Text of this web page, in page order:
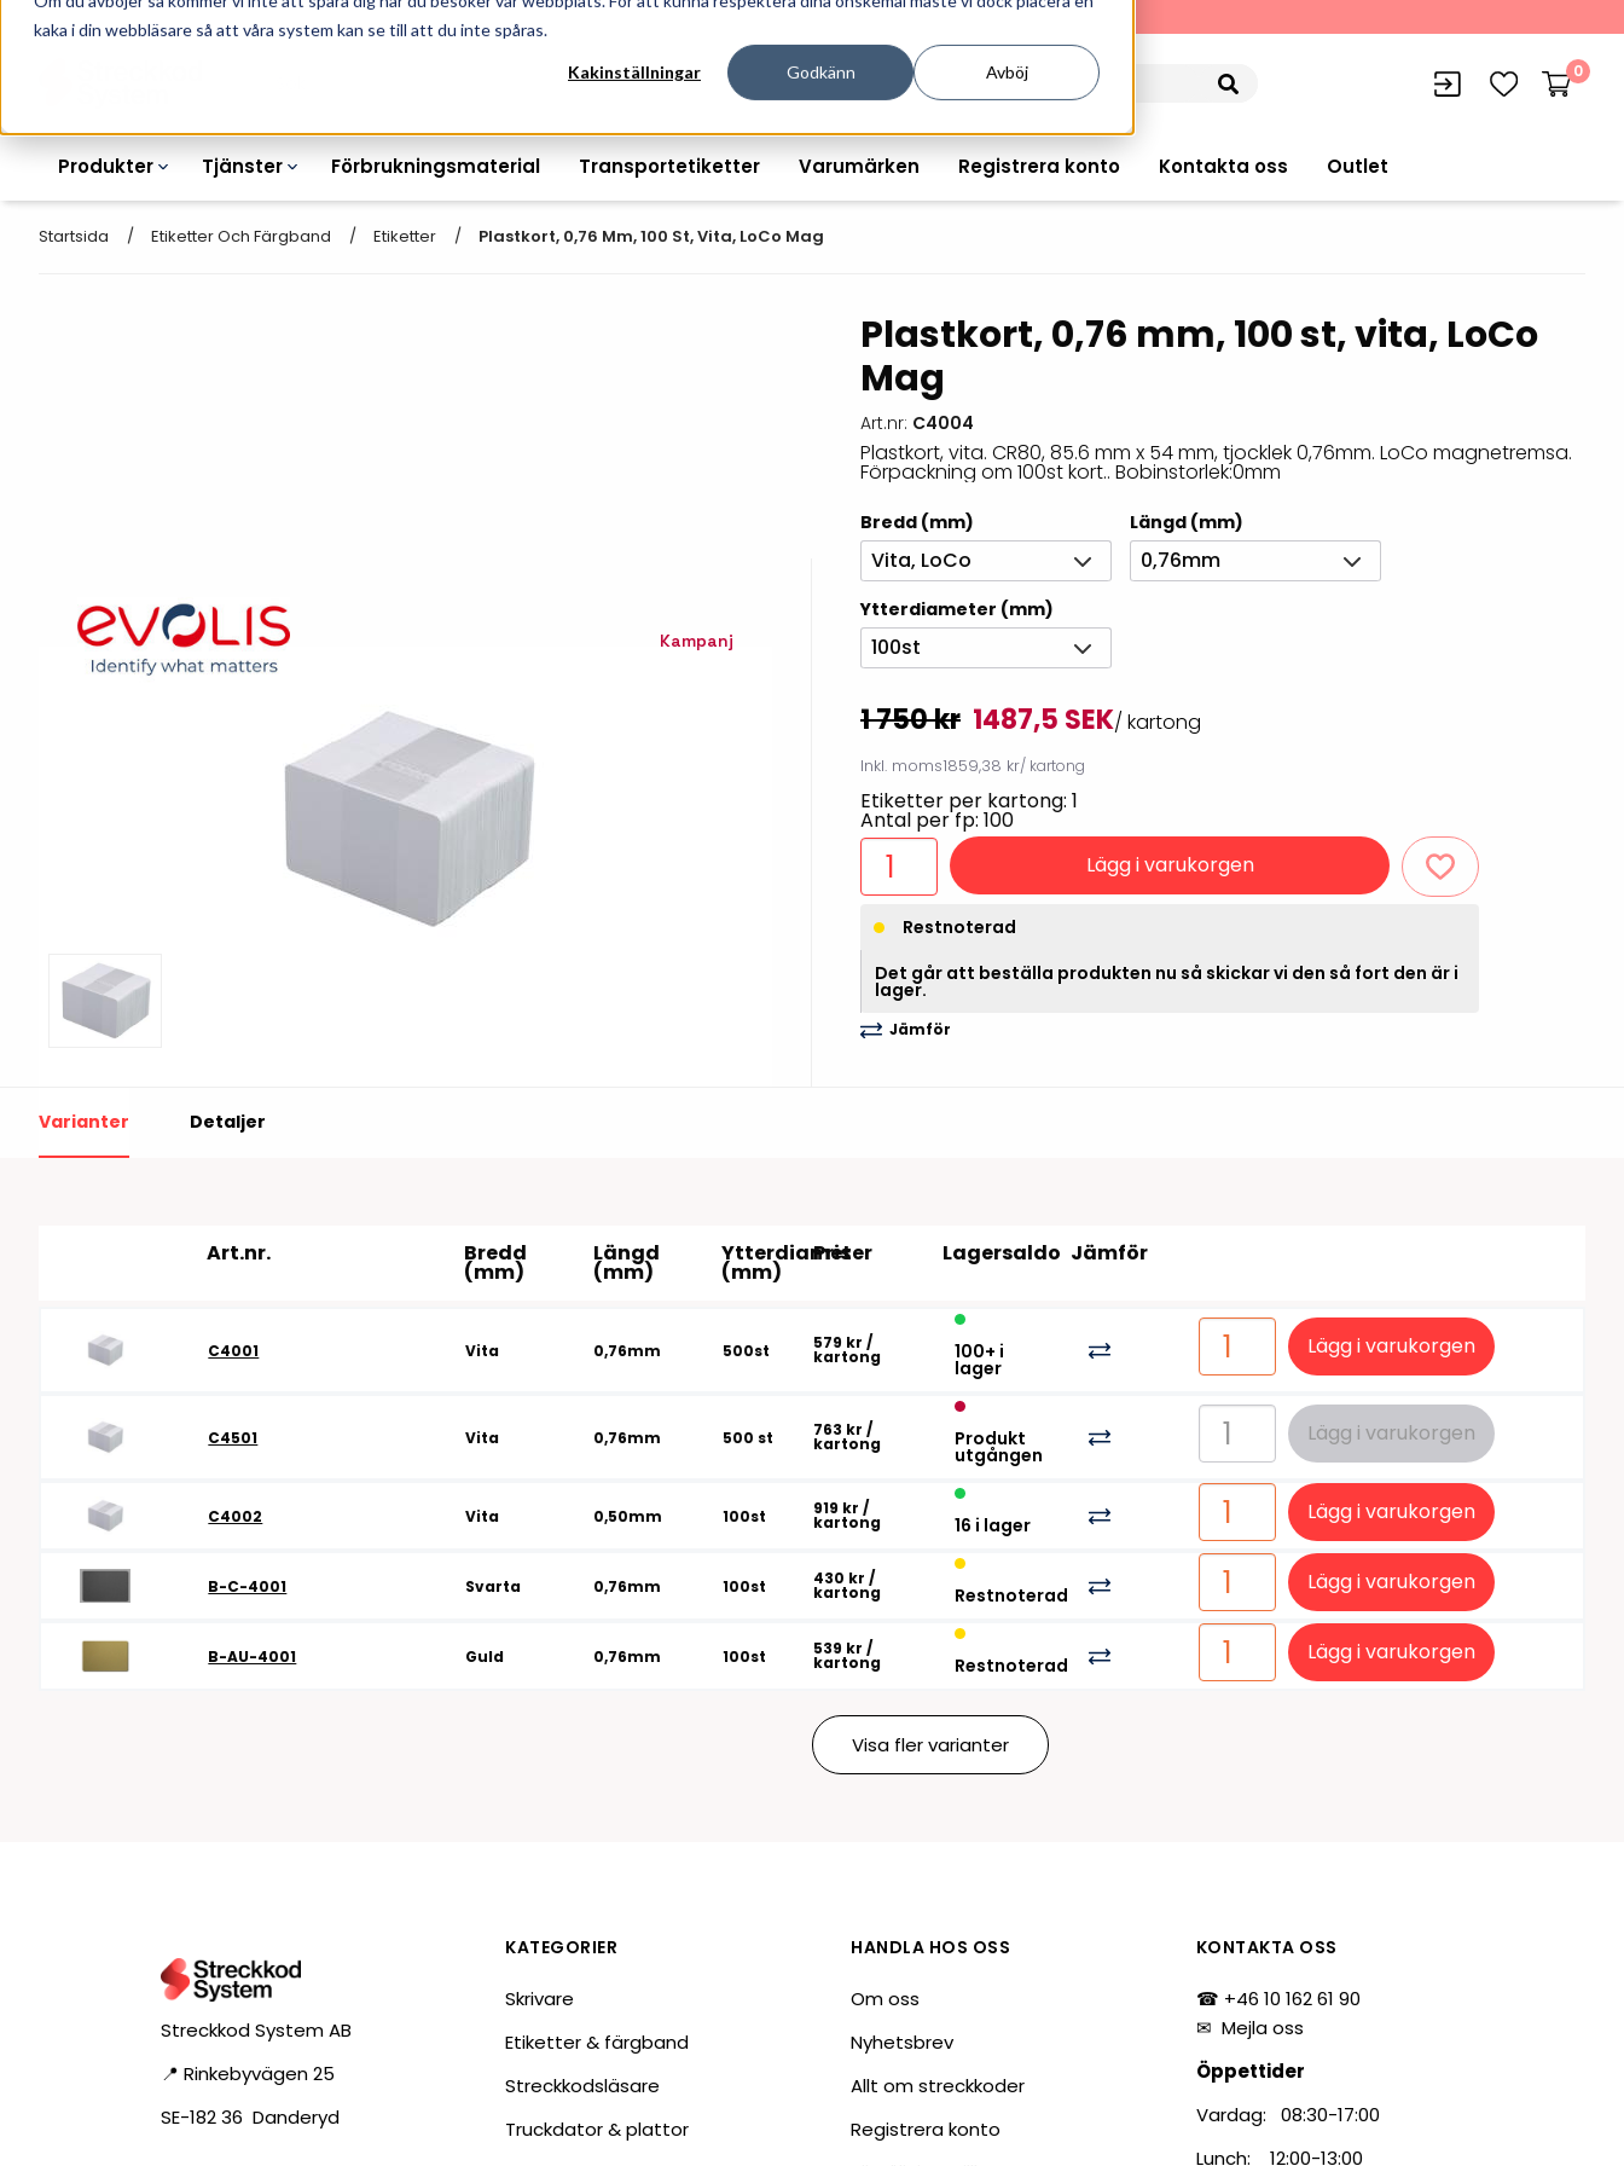
kaka i din webbläsare så att våra system kan se till att du inte spåras.
Kakinställningar Godkänn Avböj
010-162 61 90 Lösningar för professionell informationshantering och märkning
0
Produkter
Kringutrustning
Tillbehör skrivare
Handhållna streckkodsläsare
Bordsstreckkodsläsare
Streckkodsverifierare
Tillbehör streckkodsläsare
Handdatorer
Tillbehör handdatorer
Tillbehör tablets
Pekskärmsdatorer
Tillbehör truckdatorer
RFID Skrivare
RFID Etiketter
RFID Streckkodsläsare
Mobile Device Management
Outlet-handdatorer
Outlet-skrivare
Tjänster
Tag badge
Räkna ut EAN kontrollsiffran
Order offertförfrågan
streckkodsoriginal
VISITIQ: Besökssystem
Utlåning hyra och
Rondering och verifiering
Förbrukningsmaterial Transportetiketter Varumärken Registrera konto Kontakta oss Outlet
Startsida Etiketter Och Färgband Etiketter Plastkort, 0,76 Mm, 100 St, Vita, LoCo Mag
Kampanj
Plastkort, 0,76 mm, 100 st, vita, LoCo
Mag
Art.nr: C4004
Plastkort, vita. CR80, 85.6 mm x 54 mm, tjocklek 0,76mm. LoCo magnetremsa.
Förpackning om 100st kort.. Bobinstorlek:0mm
Bredd (mm)
Vita, LoCo
Längd (mm)
0,76mm
Ytterdiameter (mm)
100st
1 750 kr 1487,5 SEK/ kartong
Inkl. moms1859,38 kr/ kartong
Etiketter per kartong: 1
Antal per fp: 100
Lägg i varukorgen
Restnoterad
Det går att beställa produkten nu så skickar vi den så fort den är i
lager.
Jämför
Varianter Detaljer
Art.nr. Bredd
(mm)
Längd
(mm)
Ytterdiameter
(mm)
Pris Lagersaldo Jämför
C4001 Vita 0,76mm 500st 579 kr /
kartong 100+ i
lager
Lägg i varukorgen
C4501 Vita 0,76mm 500 st 763 kr /
kartong Produkt
utgången
Lägg i varukorgen
C4002 Vita 0,50mm 100st 919 kr /
kartong 16 i lager Lägg i varukorgen
B-C-4001 Svarta 0,76mm 100st 430 kr /
kartong Restnoterad Lägg i varukorgen
B-AU-4001 Guld 0,76mm 100st 539 kr /
kartong Restnoterad Lägg i varukorgen
Visa fler varianter
Streckkod System AB
📍 Rinkebyvägen 25
SE-182 36 Danderyd
KATEGORIER
Skrivare
Etiketter & färgband
Streckkodsläsare
Truckdator & plattor
HANDLA HOS OSS
Om oss
Nyhetsbrev
Allt om streckkoder
Registrera konto
KONTAKTA OSS
☎ +46 10 162 61 90
✉ Mejla oss
Öppettider
Vardag: 08:30-17:00
Lunch: 12:00-13:00